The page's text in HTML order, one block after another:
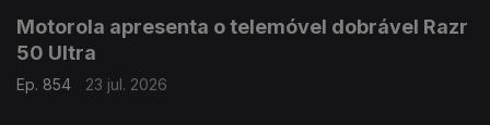
Motorola apresenta o telemóvel dobrável Razr
50 Ultra
Ep. 854 23 jul. 2026